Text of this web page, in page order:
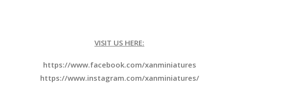
VISIT US HERE:
https://www.facebook.com/xanminiatures
https://www.instagram.com/xanminiatures/